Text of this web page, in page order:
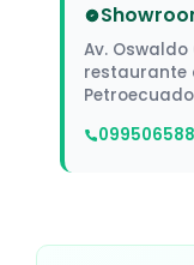
Av.
restaurante